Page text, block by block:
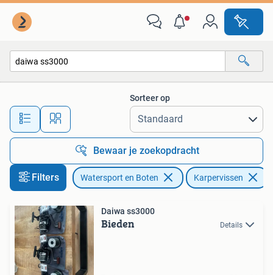
Alle afstanden…
Sorteer op
Bewaar je zoekopdracht
Filters Watersport en Boten Karpervissen
Daiwa ss3000
Bieden Details